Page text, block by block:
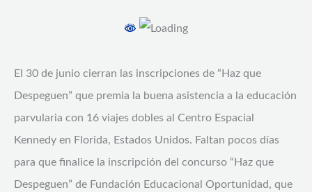
El 30 de junio cierran las inscripciones de “Haz que
Despeguen” que premia la buena asistencia a la educación
parvularia con 16 viajes dobles al Centro Espacial
Kennedy en Florida, Estados Unidos. Faltan pocos días
para que finalice la inscripción del concurso “Haz que
Despeguen” de Fundación Educacional Oportunidad, que
niños
ganen
un
viaje
a
la